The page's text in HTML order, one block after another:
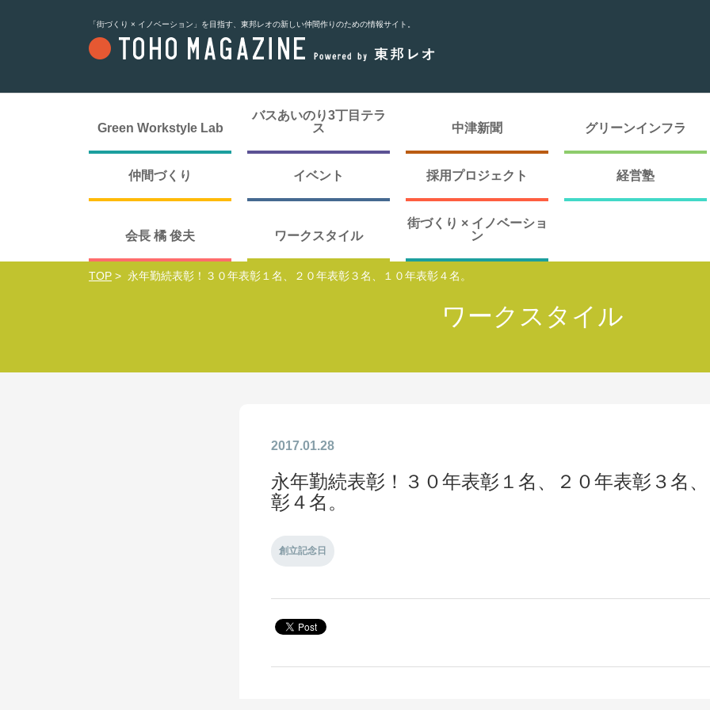
「街づくり × イノベーション」を目指す、東邦レオの新しい仲間作りのための情報サイト。
Green Workstyle Lab
バスあいのり3丁目テラ
ス
中津新聞 グリーンインフラ
仲間づくり イベント 採用プロジェクト 経営塾
会長 橘 俊夫 ワークスタイル
街づくり × イノベーショ
ン
TOP > 永年勤続表彰！３０年表彰１名、２０年表彰３名、１０年表彰４名。
ワークスタイル
2017.01.28
永年勤続表彰！３０年表彰１名、２０年表彰３名
彰４名。
創立記念日